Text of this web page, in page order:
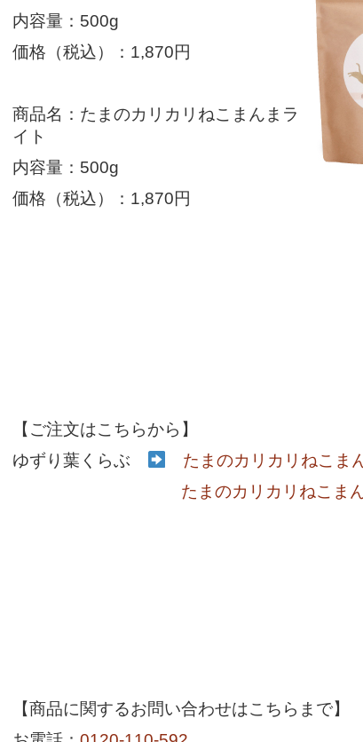
内容量：500g
価格（税込）：1,870円
商品名：たまのカリカリねこまんまラ
イト
内容量：500g
価格（税込）：1,870円
【ご注文はこちらから】
ゆずり葉くらぶ
たまのカリカリねこま
たまのカリカリねこま
【商品に関するお問い合わせはこちらまで】